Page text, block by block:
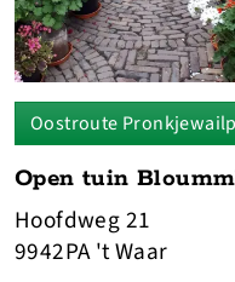
Oostroute
Open tuin
Hoofdweg 21
9942PA 't Waar